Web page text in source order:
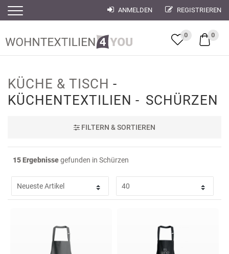
ANMELDEN REGISTRIEREN
0 0
KÜCHE & TISCH
KÜCHENTEXTILIEN
SCHÜRZEN
FILTERN & SORTIEREN
15 Ergebnissegefunden in Schürzen
Filter
Filter